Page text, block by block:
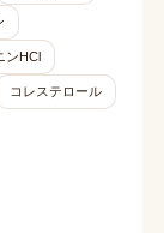
ンHCl
コレステロール